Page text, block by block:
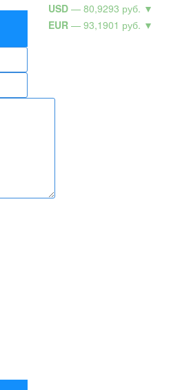
USD — 80,9293 руб. ▼
EUR — 93,1901 руб. ▼